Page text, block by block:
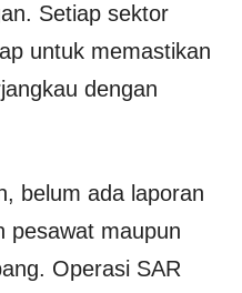
Setiap sektor
untuk memastikan
dengan
belum ada laporan
pesawat maupun
Operasi SAR